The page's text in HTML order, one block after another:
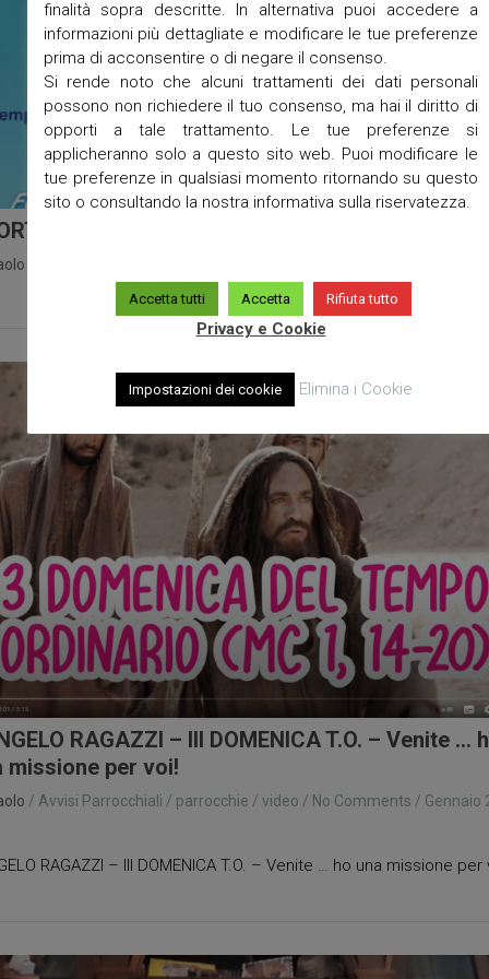
AIUTO FAMIGLIE UNITA’ PASTORALE
RAGAZZI – III DOMENICA T.O. – Venite …
missione per voi!
/ Avvisi Parrocchiali / parrocchie / video / No Comments / Gennaio
RAGAZZI – III DOMENICA T.O. – Venite … ho una missione per
finalità sopra descritte. In alternativa puoi accedere a
informazioni più dettagliate e modificare le tue preferenze
prima di acconsentire o di negare il consenso.
Si rende noto che alcuni trattamenti dei dati personali
possono non richiedere il tuo consenso, ma hai il diritto di
opporti a tale trattamento. Le tue preferenze si
applicheranno solo a questo sito web. Puoi modificare le
tue preferenze in qualsiasi momento ritornando su questo
sito o consultando la nostra informativa sulla riservatezza.
Accetta tutti Accetta Rifiuta tutto
Privacy e Cookie
Impostazioni dei cookie Elimina i Cookie